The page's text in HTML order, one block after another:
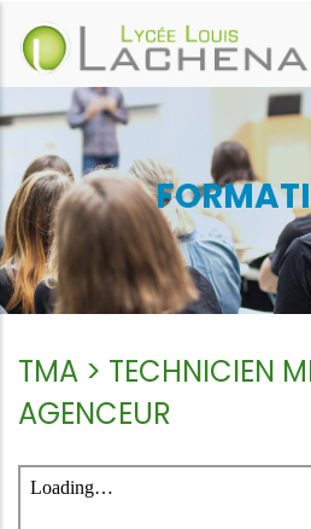
contenu
principal
TMA > TECHNICIEN
AGENCEUR